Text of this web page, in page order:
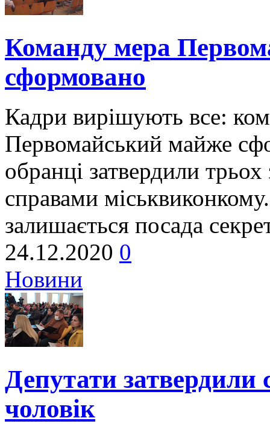
Команду мера
сформовано
Кадри вирішують все:
Первомайський майже
обранці затвердили
справами
залишається посада
24.12.2020 0
Новини
Депутати затвердили
чоловік